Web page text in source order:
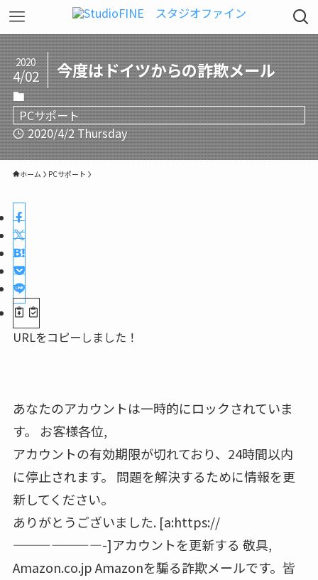
今度はドイツからの詐欺メール
2020
4/02
PCサポート
2020/4/2 Thursday
ホーム PCサポート
URLをコピーしました！
あなたのアカウントは一時的にロックされていま
す。 お客様各位,
アカウントの有効期限が切れており、24時間以内
に停止されます。 問題を解決するために情報を更
新してください。
ありがとうございました. [a:https://
———————-]アカウントを更新する 敬具,
Amazon.co.jp Amazonを騙る詐欺メールです。皆